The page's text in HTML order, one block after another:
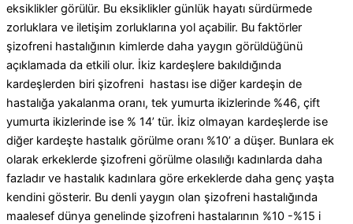
eksiklikler görülür. Bu eksiklikler günlük hayatı sürdürmede
zorluklara ve iletişim zorluklarına yol açabilir. Bu faktörler
şizofreni hastalığının kimlerde daha yaygın görüldüğünü
açıklamada da etkili olur. İkiz kardeşlere bakıldığında
kardeşlerden biri şizofreni hastası ise diğer kardeşin de
hastalığa yakalanma oranı, tek yumurta ikizlerinde %46, çift
yumurta ikizlerinde ise % 14’ tür. İkiz olmayan kardeşlerde ise
diğer kardeşte hastalık görülme oranı %10’ a düşer. Bunlara ek
olarak erkeklerde şizofreni görülme olasılığı kadınlarda daha
fazladır ve hastalık kadınlara göre erkeklerde daha genç yaşta
kendini gösterir. Bu denli yaygın olan şizofreni hastalığında
maalesef dünya genelinde şizofreni hastalarının %10 -%15 i